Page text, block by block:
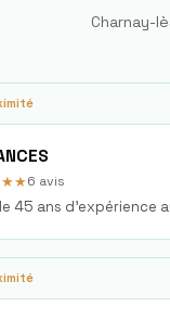
Charnay-
6 avis
45 ans d'expérience